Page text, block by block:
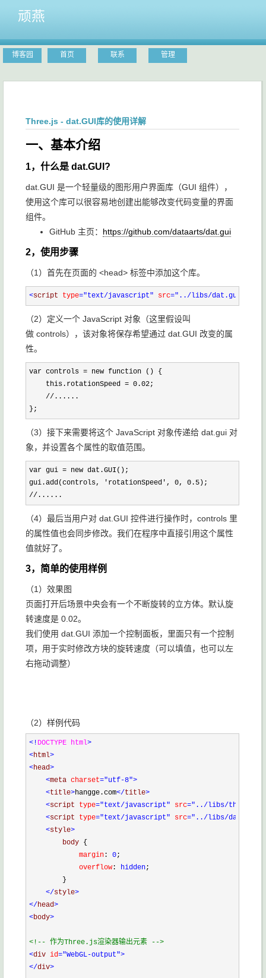
顽燕
博客园 首页 联系 管理
Three.js - dat.GUI库的使用详解
一、基本介绍
1，什么是 dat.GUI?
dat.GUI 是一个轻量级的图形用户界面库（GUI 组件），
使用这个库可以很容易地创建出能够改变代码变量的界面
组件。
GitHub 主页： https://github.com/dataarts/dat.gui
2，使用步骤
（1）首先在页面的 <head> 标签中添加这个库。
<script type="text/javascript" src="../libs/dat.gui.js"
（2）定义一个 JavaScript 对象（这里假设叫
做 controls），该对象将保存希望通过 dat.GUI 改变的属
性。
var controls = new function () {
    this.rotationSpeed = 0.02;
    //......
};
（3）接下来需要将这个 JavaScript 对象传递给 dat.gui 对
象，并设置各个属性的取值范围。
var gui = new dat.GUI();
gui.add(controls, 'rotationSpeed', 0, 0.5);
//......
（4）最后当用户对 dat.GUI 控件进行操作时，controls 里
的属性值也会同步修改。我们在程序中直接引用这个属性
值就好了。
3，简单的使用样例
（1）效果图
页面打开后场景中央会有一个不断旋转的立方体。默认旋
转速度是 0.02。
我们使用 dat.GUI 添加一个控制面板，里面只有一个控制
项，用于实时修改方块的旋转速度（可以填值，也可以左
右拖动调整）
（2）样例代码
<! DOCTYPE html>
<html>
<head>
<meta charset="utf-8">
<title>hangge.com</title>
<script type="text/javascript" src="../libs/three.js"
<script type="text/javascript" src="../libs/
<style>
        body
{
            margin
: 0;
            overflow
: hidden;
}
</style>
</head>
<body>
<!-- 作为Three.js渲染器输出元素
-->
<div id="WebGL-output">
</div>